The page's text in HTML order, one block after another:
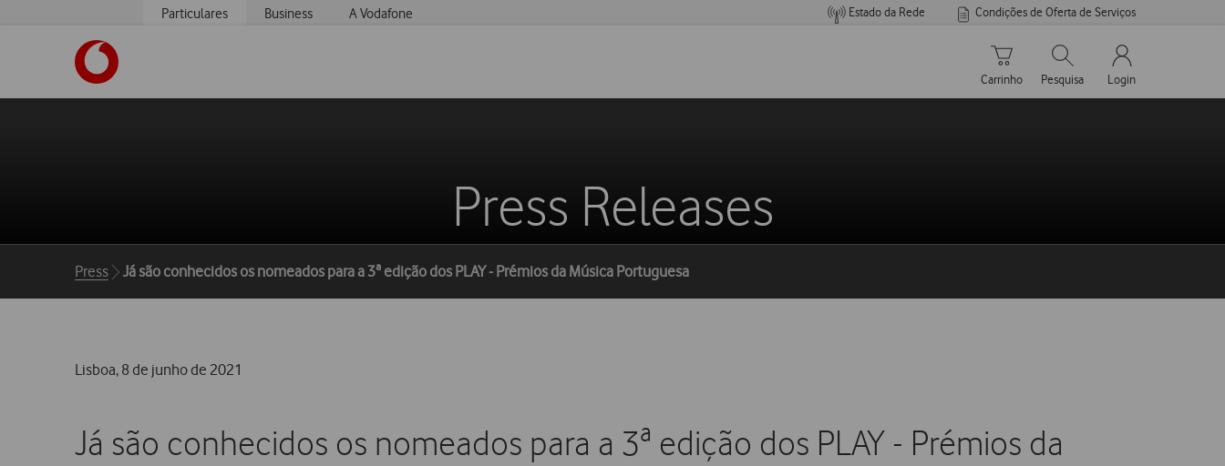
Particulares Business A Vodafone Estado da Rede Condições de Oferta de Serviços
Carrinho de compras
Carrinho
Pesquisar
Pesquisa
My Vodafone
Login
Press Releases
Breadcrumbs
Press Já são conhecidos os nomeados para a 3ª edição dos PLAY - Prémios da Música Portuguesa
Lisboa, 8 de junho de 2021
Já são conhecidos os nomeados para a 3ª edição dos PLAY - Prémios da